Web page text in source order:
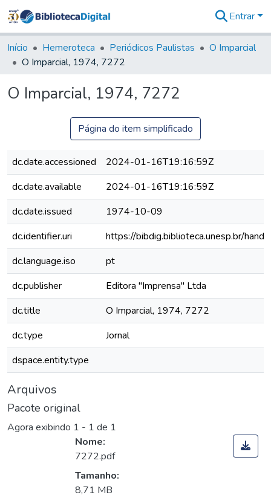
&
Coleções
Tudo na
Digital
Entrar
Início Hemeroteca Periódicos Paulistas
O Imparcial
O Imparcial, 1974, 7272
O Imparcial, 1974, 7272
Página do item simplificado
dc.date.accessioned
2024-01-16T19:16:59Z
dc.date.available
2024-01-16T19:16:59Z
dc.date.issued
1974-10-09
dc.identifier.uri
https://bibdig.biblioteca.unesp.br/
dc.language.iso
pt
dc.publisher
Editora "Imprensa" Ltda
dc.title
O Imparcial, 1974, 7272
dc.type
Jornal
dspace.entity.type
Arquivos
Pacote original
Agora exibindo 1 - 1 de 1
Nome:
7272.pdf
Tamanho:
8,71 MB